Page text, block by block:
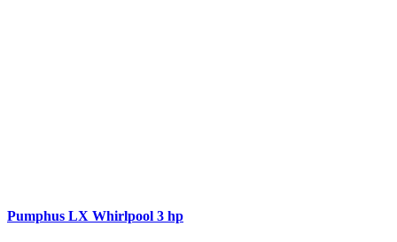
Pumphus LX Whirlpool 3 hp